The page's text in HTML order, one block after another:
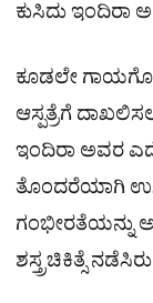
ಕುಸಿದು ಇಂದಿರಾ
ಕೂಡಲೇ
ಆಸ್ಪತ್ರೆಗೆ
ಇಂದಿರಾ ಅವರ
ತೊಂದರೆಯಾಗಿ
ಗಂಭೀರತೆಯನ್ನು
ಶಸ್ತ್ರಚಿಕಿತ್ಸೆ